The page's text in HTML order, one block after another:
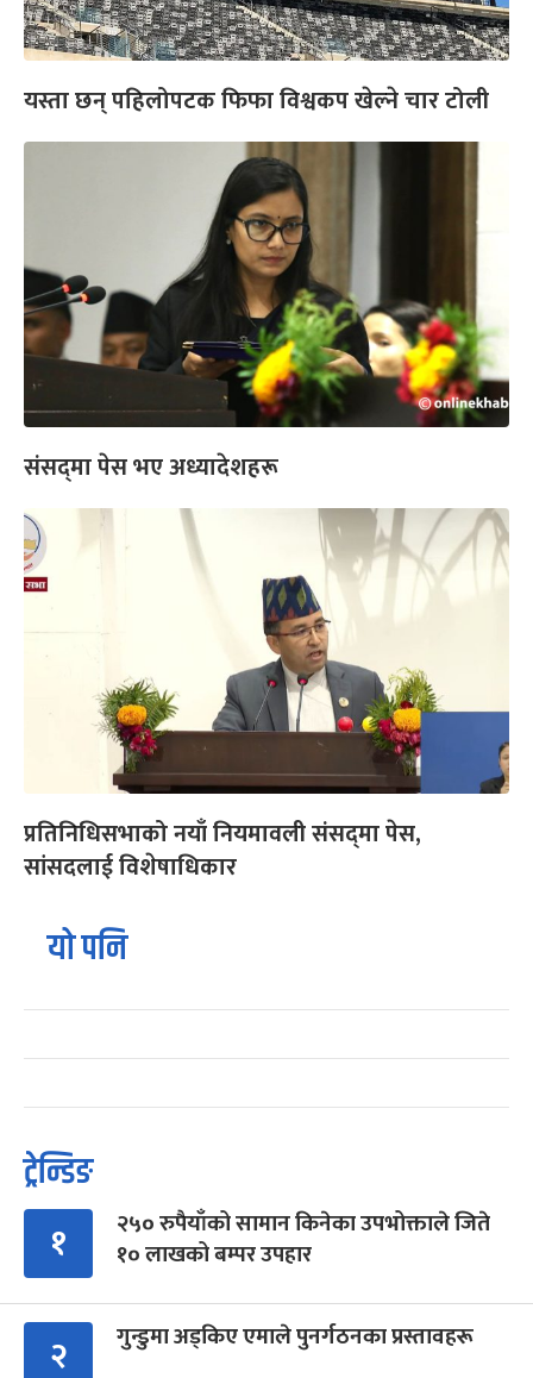
यस्ता छन् पहिलोपटक फिफा विश्वकप खेल्ने चार टोली
संसद्‌मा पेस भए अध्यादेशहरू
प्रतिनिधिसभाको नयाँ नियमावली संसद्‌मा पेस,
सांसदलाई विशेषाधिकार
यो पनि
ट्रेन्डिङ
१
२५० रुपैयाँको सामान किनेका उपभोक्ताले जिते
१० लाखको बम्पर उपहार
२ गुन्डुमा अड्किए एमाले पुनर्गठनका प्रस्तावहरू